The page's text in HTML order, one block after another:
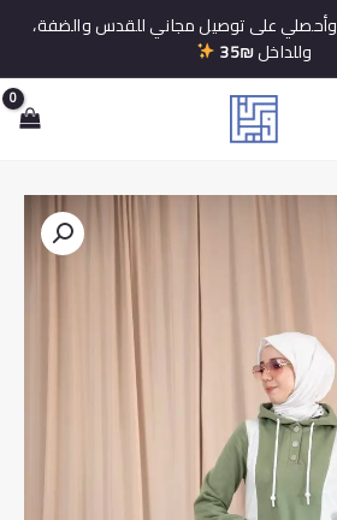
وأحصلي على توصيل مجاني للقدس والضفة،
وللداخل35₪